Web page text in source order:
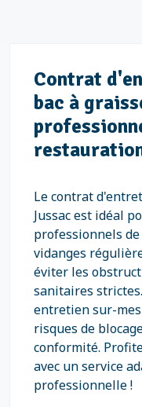
Contrat
bac à
Le contrat
Jussac est idéal
professionnels
vidanges
éviter les
sanitaires
entretien sur-
risques de
conformité.
avec un service
professionnelle !